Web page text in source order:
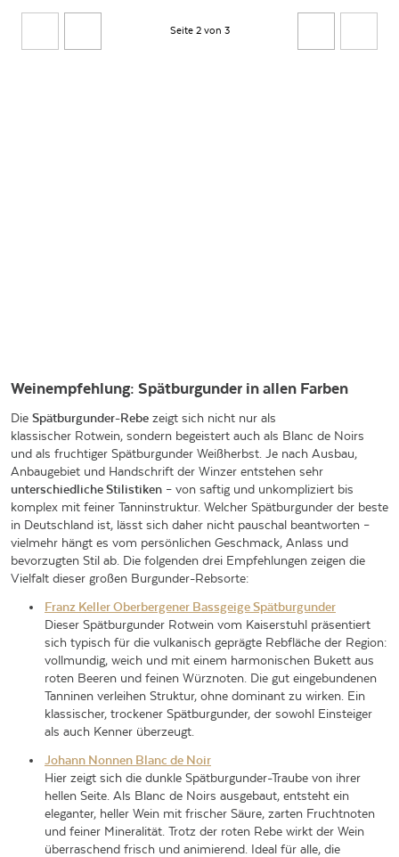
Seite 2 von 3
Weinempfehlung: Spätburgunder in allen Farben
Die Spätburgunder-Rebe zeigt sich nicht nur als
klassischer Rotwein, sondern begeistert auch als Blanc de Noirs
und als fruchtiger Spätburgunder Weißherbst. Je nach Ausbau,
Anbaugebiet und Handschrift der Winzer entstehen sehr
unterschiedliche Stilistiken – von saftig und unkompliziert bis
komplex mit feiner Tanninstruktur. Welcher Spätburgunder der beste
in Deutschland ist, lässt sich daher nicht pauschal beantworten –
vielmehr hängt es vom persönlichen Geschmack, Anlass und
bevorzugten Stil ab. Die folgenden drei Empfehlungen zeigen die
Vielfalt dieser großen Burgunder-Rebsorte:
Franz Keller Oberbergener Bassgeige Spätburgunder
Dieser Spätburgunder Rotwein vom Kaiserstuhl präsentiert
sich typisch für die vulkanisch geprägte Rebfläche der Region:
vollmundig, weich und mit einem harmonischen Bukett aus
roten Beeren und feinen Würznoten. Die gut eingebundenen
Tanninen verleihen Struktur, ohne dominant zu wirken. Ein
klassischer, trockener Spätburgunder, der sowohl Einsteiger
als auch Kenner überzeugt.
Johann Nonnen Blanc de Noir
Hier zeigt sich die dunkle Spätburgunder-Traube von ihrer
hellen Seite. Als Blanc de Noirs ausgebaut, entsteht ein
eleganter, heller Wein mit frischer Säure, zarten Fruchtnoten
und feiner Mineralität. Trotz der roten Rebe wirkt der Wein
überraschend frisch und animierend. Ideal für alle, die